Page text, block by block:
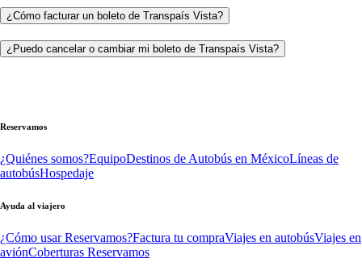
¿Cómo facturar un boleto de Transpaís Vista?
¿Puedo cancelar o cambiar mi boleto de Transpaís Vista?
Reservamos
¿Quiénes somos?EquipoDestinos de Autobús en MéxicoLíneas de
autobúsHospedaje
Ayuda al viajero
¿Cómo usar Reservamos?Factura tu compraViajes en autobúsViajes en
aviónCoberturas Reservamos